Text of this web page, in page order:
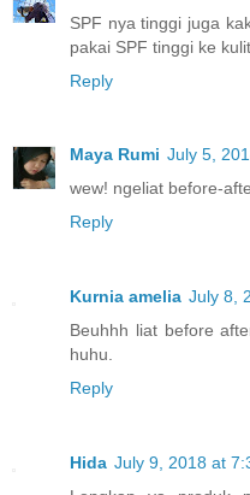
SPF nya tinggi juga
pakai SPF tinggi ke
Reply
Maya Rumi July 5,
wew! ngeliat before-
Reply
Kurnia amelia July 8,
Beuhhh liat before
huhu.
Reply
Hida July 9, 2018 at